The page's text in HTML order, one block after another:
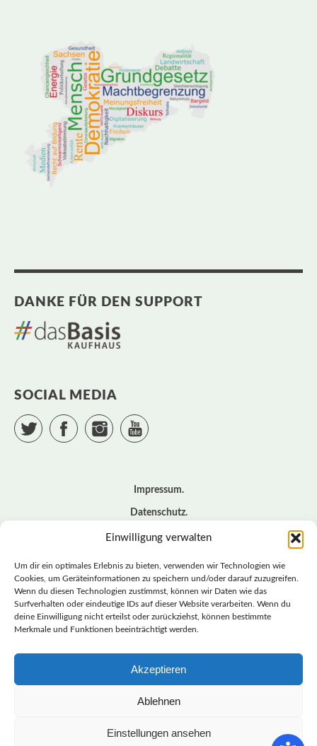
Einwilligung verwalten
Um dir ein optimales Erlebnis zu bieten, verwenden wir Technologien wie
Cookies, um Geräteinformationen zu speichern und/oder darauf zuzugreifen.
Wenn du diesen Technologien zustimmst, können wir Daten wie das
Surfverhalten oder eindeutige IDs auf dieser Website verarbeiten. Wenn du
deine Einwilligung nicht erteilst oder zurückziehst, können bestimmte
Merkmale und Funktionen beeinträchtigt werden.
Akzeptieren
Ablehnen
Einstellungen ansehen
DANKE FÜR DEN SUPPORT
SOCIAL MEDIA
Twitter Facebook Instagram
Impressum
Datenschutz
Cookie – Richtlinie (EU)
© BASISDEMOKRATISCHE PARTEI DEUTSCHLAND *
LANDESVERBAND SACHSEN
LANDESVERBAND
SACHSEN | DIEBASIS
BASISDEMOKRATISCHE PARTEI DEUTSCHLAND –